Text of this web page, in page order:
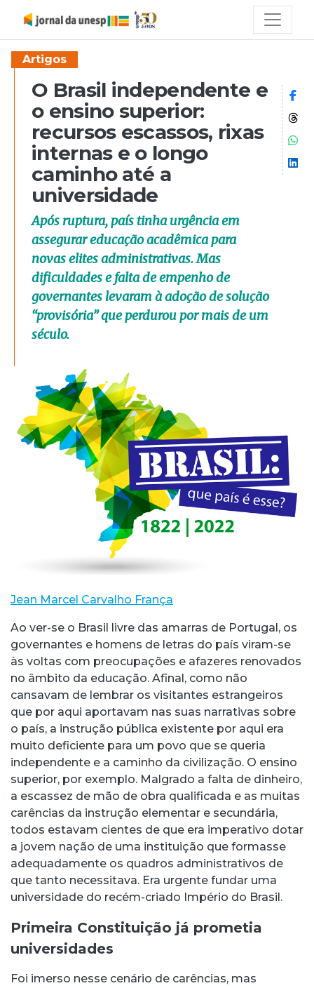
Artigos
O Brasil independente e
o ensino superior:
recursos escassos, rixas
internas e o longo
caminho até a
universidade
Após ruptura, país tinha urgência em
assegurar educação acadêmica para
novas elites administrativas. Mas
dificuldades e falta de empenho de
governantes levaram à adoção de solução
“provisória” que perdurou por mais de um
século.
Jean Marcel Carvalho França
Ao ver-se o Brasil livre das amarras de Portugal, os
governantes e homens de letras do país viram-se
às voltas com preocupações e afazeres renovados
no âmbito da educação. Afinal, como não
cansavam de lembrar os visitantes estrangeiros
que por aqui aportavam nas suas narrativas sobre
o país, a instrução pública existente por aqui era
muito deficiente para um povo que se queria
independente e a caminho da civilização. O ensino
superior, por exemplo. Malgrado a falta de dinheiro,
a escassez de mão de obra qualificada e as muitas
carências da instrução elementar e secundária,
todos estavam cientes de que era imperativo dotar
a jovem nação de uma instituição que formasse
adequadamente os quadros administrativos de
que tanto necessitava. Era urgente fundar uma
universidade do recém-criado Império do Brasil.
Primeira Constituição já prometia
universidades
Foi imerso nesse cenário de carências, mas